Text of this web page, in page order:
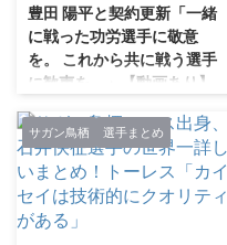
豊田 陽平と契約更新「一緒
に戦った功労選手に敬意
を。 これから共に戦う選手
に歓声を。」【動画あり】
1月11日17時17分発表。 ミスター
サガン鳥栖。 引用元：facebook
豊田陽平 待たせしました。 明け
ましておめでとうございます。
本年もどうぞ宜しくお願い致しま
す。 はやいもので、今年で在籍
サガン鳥栖 選手まとめ